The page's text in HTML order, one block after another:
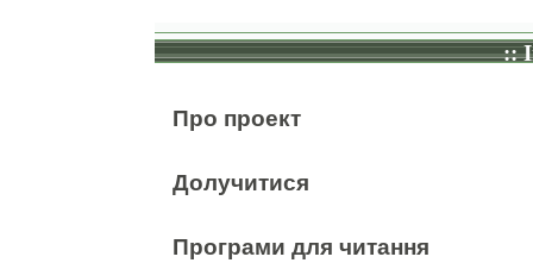
::
Про проект
Долучитися
Програми для читання